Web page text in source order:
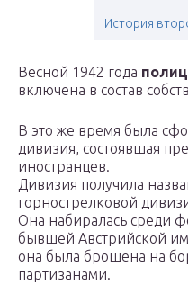
История
Весной 1942 года
включена в состав
В это же время была
дивизия, состоявшая
иностранцев.
Дивизия получила
горнострелковой
Она набиралась среди
бывшей Австрийской
она была брошена на
партизанами.